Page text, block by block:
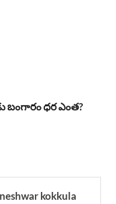
బంగారం ధర ఎంత?
kokkula